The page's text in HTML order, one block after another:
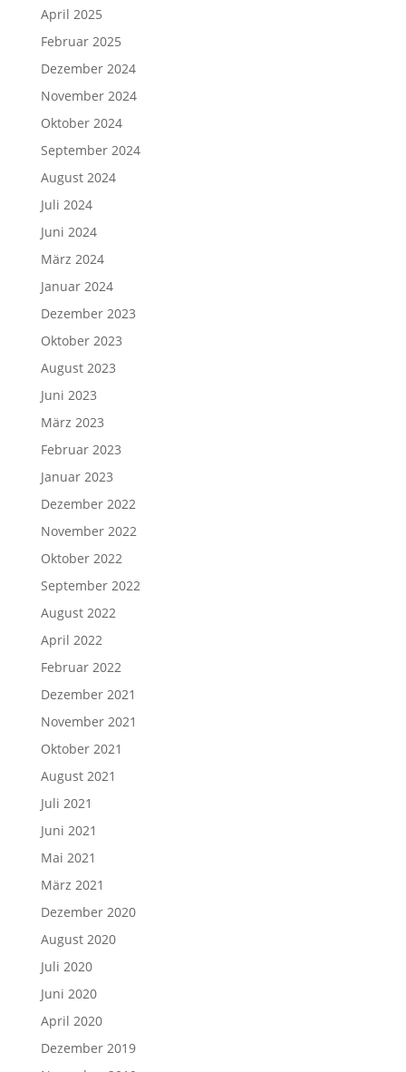
April 2025
Februar 2025
Dezember 2024
November 2024
Oktober 2024
September 2024
August 2024
Juli 2024
Juni 2024
März 2024
Januar 2024
Dezember 2023
Oktober 2023
August 2023
Juni 2023
März 2023
Februar 2023
Januar 2023
Dezember 2022
November 2022
Oktober 2022
September 2022
August 2022
April 2022
Februar 2022
Dezember 2021
November 2021
Oktober 2021
August 2021
Juli 2021
Juni 2021
Mai 2021
März 2021
Dezember 2020
August 2020
Juli 2020
Juni 2020
April 2020
Dezember 2019